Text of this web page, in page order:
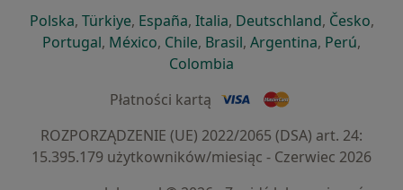
Polskaotwiera się w nowej karcie
, Türkiyeotwiera się w nowej karcie
, Españaotwiera się w nowej karcie
, Italiaotwiera się w nowej
, Deutschlandotwiera się
, Česko,
Portugalotwiera się w nowej karcie
, Méxicootwiera się w nowej karcie
, Chileotwiera się w nowej karcie
, Brasilotwiera się w nowej
, Argentinaotwiera się
, Perú,
Colombia
Płatności kartą
ROZPORZĄDZENIE (UE) 2022/2065 (DSA) art. 24:
15.395.179 użytkowników/miesiąc - Czerwiec 2026